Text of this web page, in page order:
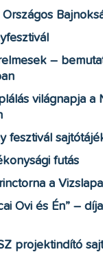
–
világnapja a
fesztivál
futás
a
Ovi és Én” –
projektindító